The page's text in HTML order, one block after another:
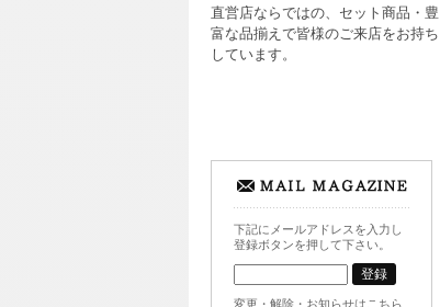
直営店ならではの、セット商品・豊
富な品揃えで皆様のご来店をお持ち
しています。
下記にメールアドレスを入力し
登録ボタンを押して下さい。
変更・解除・お知らせはこちら